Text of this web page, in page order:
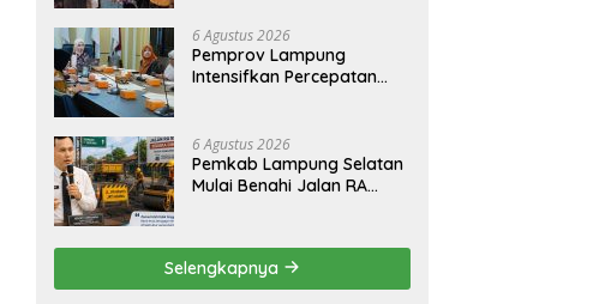
dan Merekatkan Ikatan
Keluarga
6 Agustus 2026
Pemprov Lampung
Intensifkan Percepatan
Tanggamus
6 Agustus 2026
Pemkab Lampung Selatan
Mulai Benahi Jalan RA
Demi Keselamatan
Pengguna Jalan
Selengkapnya